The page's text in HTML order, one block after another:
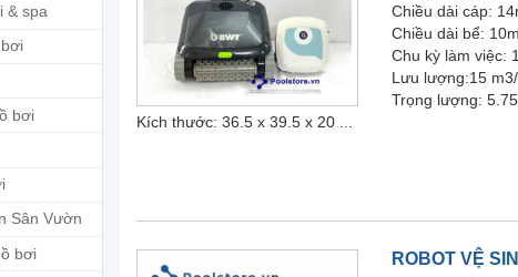
& spa
bơi
Sân Vườn
bơi
Chiều dài cáp:
Chiều dài bể: 10m
Chu kỳ làm việc:
Lưu lượng:15
Trọng lượng:
Kích thước: 36.5 x 39.5 x 20 ...
ROBOT VỆ